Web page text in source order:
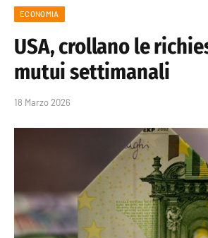
ECONOMIA
USA, crollano le
mutui settimanali
18 Marzo 2026